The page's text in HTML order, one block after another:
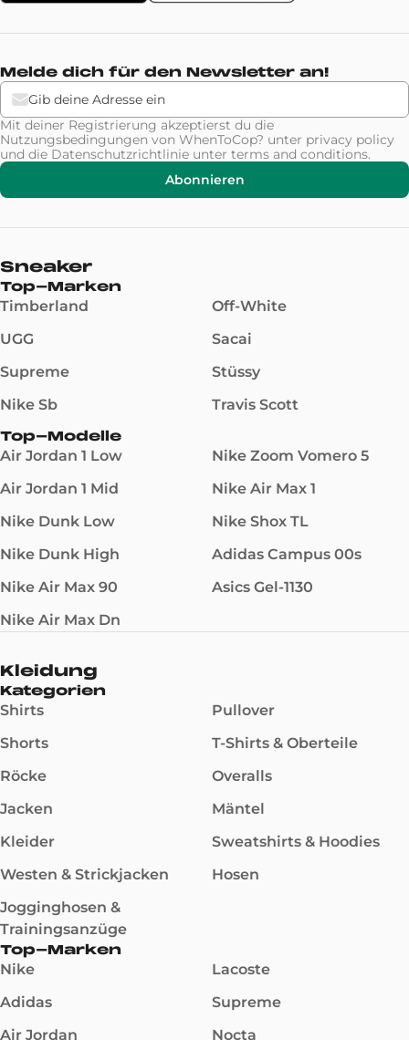
Melde dich für den Newsletter an!
Mit deiner Registrierung akzeptierst du die
Nutzungsbedingungen von WhenToCop? unter privacy policy
und die Datenschutzrichtlinie unter terms and conditions.
Abonnieren
Sneaker
Top-Marken
Timberland
UGG
Supreme
Nike Sb
Off-White
Sacai
Stüssy
Travis Scott
Top-Modelle
Air Jordan 1 Low
Air Jordan 1 Mid
Nike Dunk Low
Nike Dunk High
Nike Air Max 90
Nike Air Max Dn
Nike Zoom Vomero 5
Nike Air Max 1
Nike Shox TL
Adidas Campus 00s
Asics Gel-1130
Kleidung
Kategorien
Shirts
Shorts
Röcke
Jacken
Kleider
Westen & Strickjacken
Jogginghosen &
Trainingsanzüge
Pullover
T-Shirts & Oberteile
Overalls
Mäntel
Sweatshirts & Hoodies
Hosen
Top-Marken
Nike
Adidas
Air Jordan
Lacoste
Supreme
Nocta